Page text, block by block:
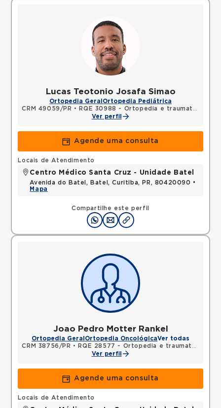
Lucas Teotonio Josafa Simao
Ortopedia Geral Ortopedia Pediátrica
CRM 49059/PR •
RQE 30988 - Ortopedia e traumatologia
Ver perfil
Agende uma consulta
Compartilhe este perfil
Locais de Atendimento
Centro Médico Santa Cruz - Unidade Batel
Avenida do Batel, Batel, Curitiba, PR, 80420090 •
Mapa
Joao Pedro Motter Rankel
Ortopedia Geral Ortopedia OncológicaVer todas
CRM 38756/PR •
RQE 28577 - Ortopedia e traumatologia
Ver perfil
Agende uma consulta
Locais de Atendimento